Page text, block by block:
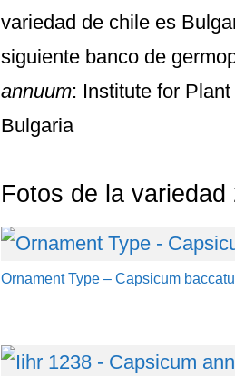
variedad de chile es
siguiente banco de
annuum: Institute for
Bulgaria
Fotos de la variedad
Ornament Type – Capsicum